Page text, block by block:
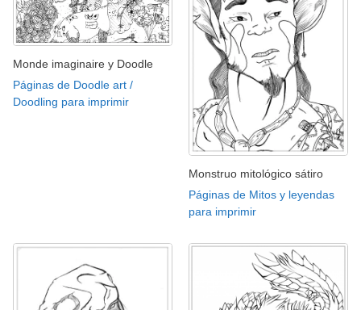
Monde imaginaire y Doodle
Páginas de Doodle art /
Doodling para imprimir
Monstruo mitológico sátiro
Páginas de Mitos y leyendas
para imprimir